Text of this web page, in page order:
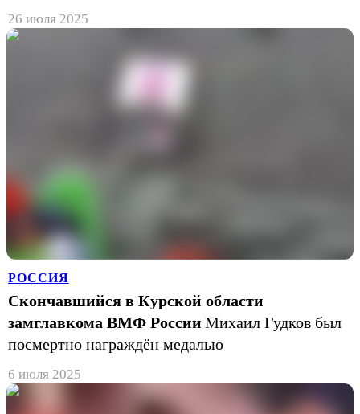
26 июля 2025
РОССИЯ
Скончавшийся в Курской области
замглавкома ВМФ России Михаил Гудков был
посмертно награждён медалью
6 июля 2025